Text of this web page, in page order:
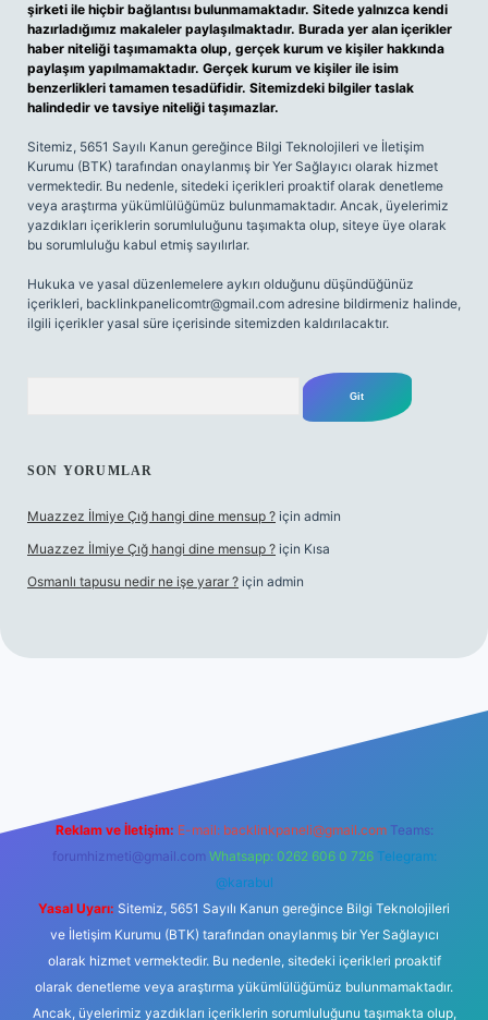
şirketi ile hiçbir bağlantısı bulunmamaktadır. Sitede yalnızca kendi
hazırladığımız makaleler paylaşılmaktadır. Burada yer alan içerikler
haber niteliği taşımamakta olup, gerçek kurum ve kişiler hakkında
paylaşım yapılmamaktadır. Gerçek kurum ve kişiler ile isim
benzerlikleri tamamen tesadüfidir. Sitemizdeki bilgiler taslak
halindedir ve tavsiye niteliği taşımazlar.
Sitemiz, 5651 Sayılı Kanun gereğince Bilgi Teknolojileri ve İletişim
Kurumu (BTK) tarafından onaylanmış bir Yer Sağlayıcı olarak hizmet
vermektedir. Bu nedenle, sitedeki içerikleri proaktif olarak denetleme
veya araştırma yükümlülüğümüz bulunmamaktadır. Ancak, üyelerimiz
yazdıkları içeriklerin sorumluluğunu taşımakta olup, siteye üye olarak
bu sorumluluğu kabul etmiş sayılırlar.
Hukuka ve yasal düzenlemelere aykırı olduğunu düşündüğünüz
içerikleri, backlinkpanelicomtr@gmail.com adresine bildirmeniz halinde,
ilgili içerikler yasal süre içerisinde sitemizden kaldırılacaktır.
SON YORUMLAR
Muazzez İlmiye Çığ hangi dine mensup ? için admin
Muazzez İlmiye Çığ hangi dine mensup ? için Kısa
Osmanlı tapusu nedir ne işe yarar ? için admin
m elexbet
Reklam ve İletişim: E-mail: backlinkpaneli@gmail.com Teams:
forumhizmeti@gmail.com Whatsapp: 0262 606 0 726 Telegram:
@karabul
Yasal Uyarı: Sitemiz, 5651 Sayılı Kanun gereğince Bilgi Teknolojileri
ve İletişim Kurumu (BTK) tarafından onaylanmış bir Yer Sağlayıcı
olarak hizmet vermektedir. Bu nedenle, sitedeki içerikleri proaktif
olarak denetleme veya araştırma yükümlülüğümüz bulunmamaktadır.
Ancak, üyelerimiz yazdıkları içeriklerin sorumluluğunu taşımakta olup,